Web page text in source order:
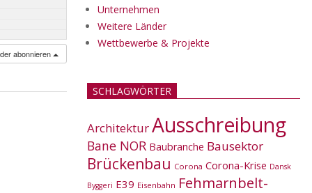
abonnieren
Unternehmen
Weitere Länder
Wettbewerbe & Projekte
SCHLAGWÖRTER
ArchitekturAusschreibung
Bane NOR Baubranche Bausektor
Brückenbau Corona Corona-Krise Dansk
Byggeri E39 Eisenbahn Fehmarnbelt-